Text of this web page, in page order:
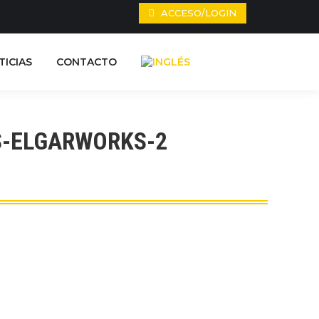
ACCESO/LOGIN
CONTACTO
2